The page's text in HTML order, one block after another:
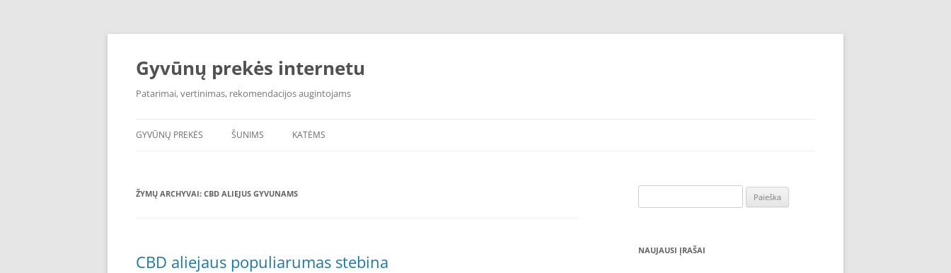
Pereiti
Gyvūnų prekės internetu
Patarimai, vertinimas, rekomendacijos augintojams
GYVŪNŲ PREKĖS ŠUNIMS KATĖMS
ŽYMŲ ARCHYVAI: CBD ALIEJUS GYVUNAMS
CBD aliejaus populiarumas stebina
NAUJAUSI ĮRAŠAI